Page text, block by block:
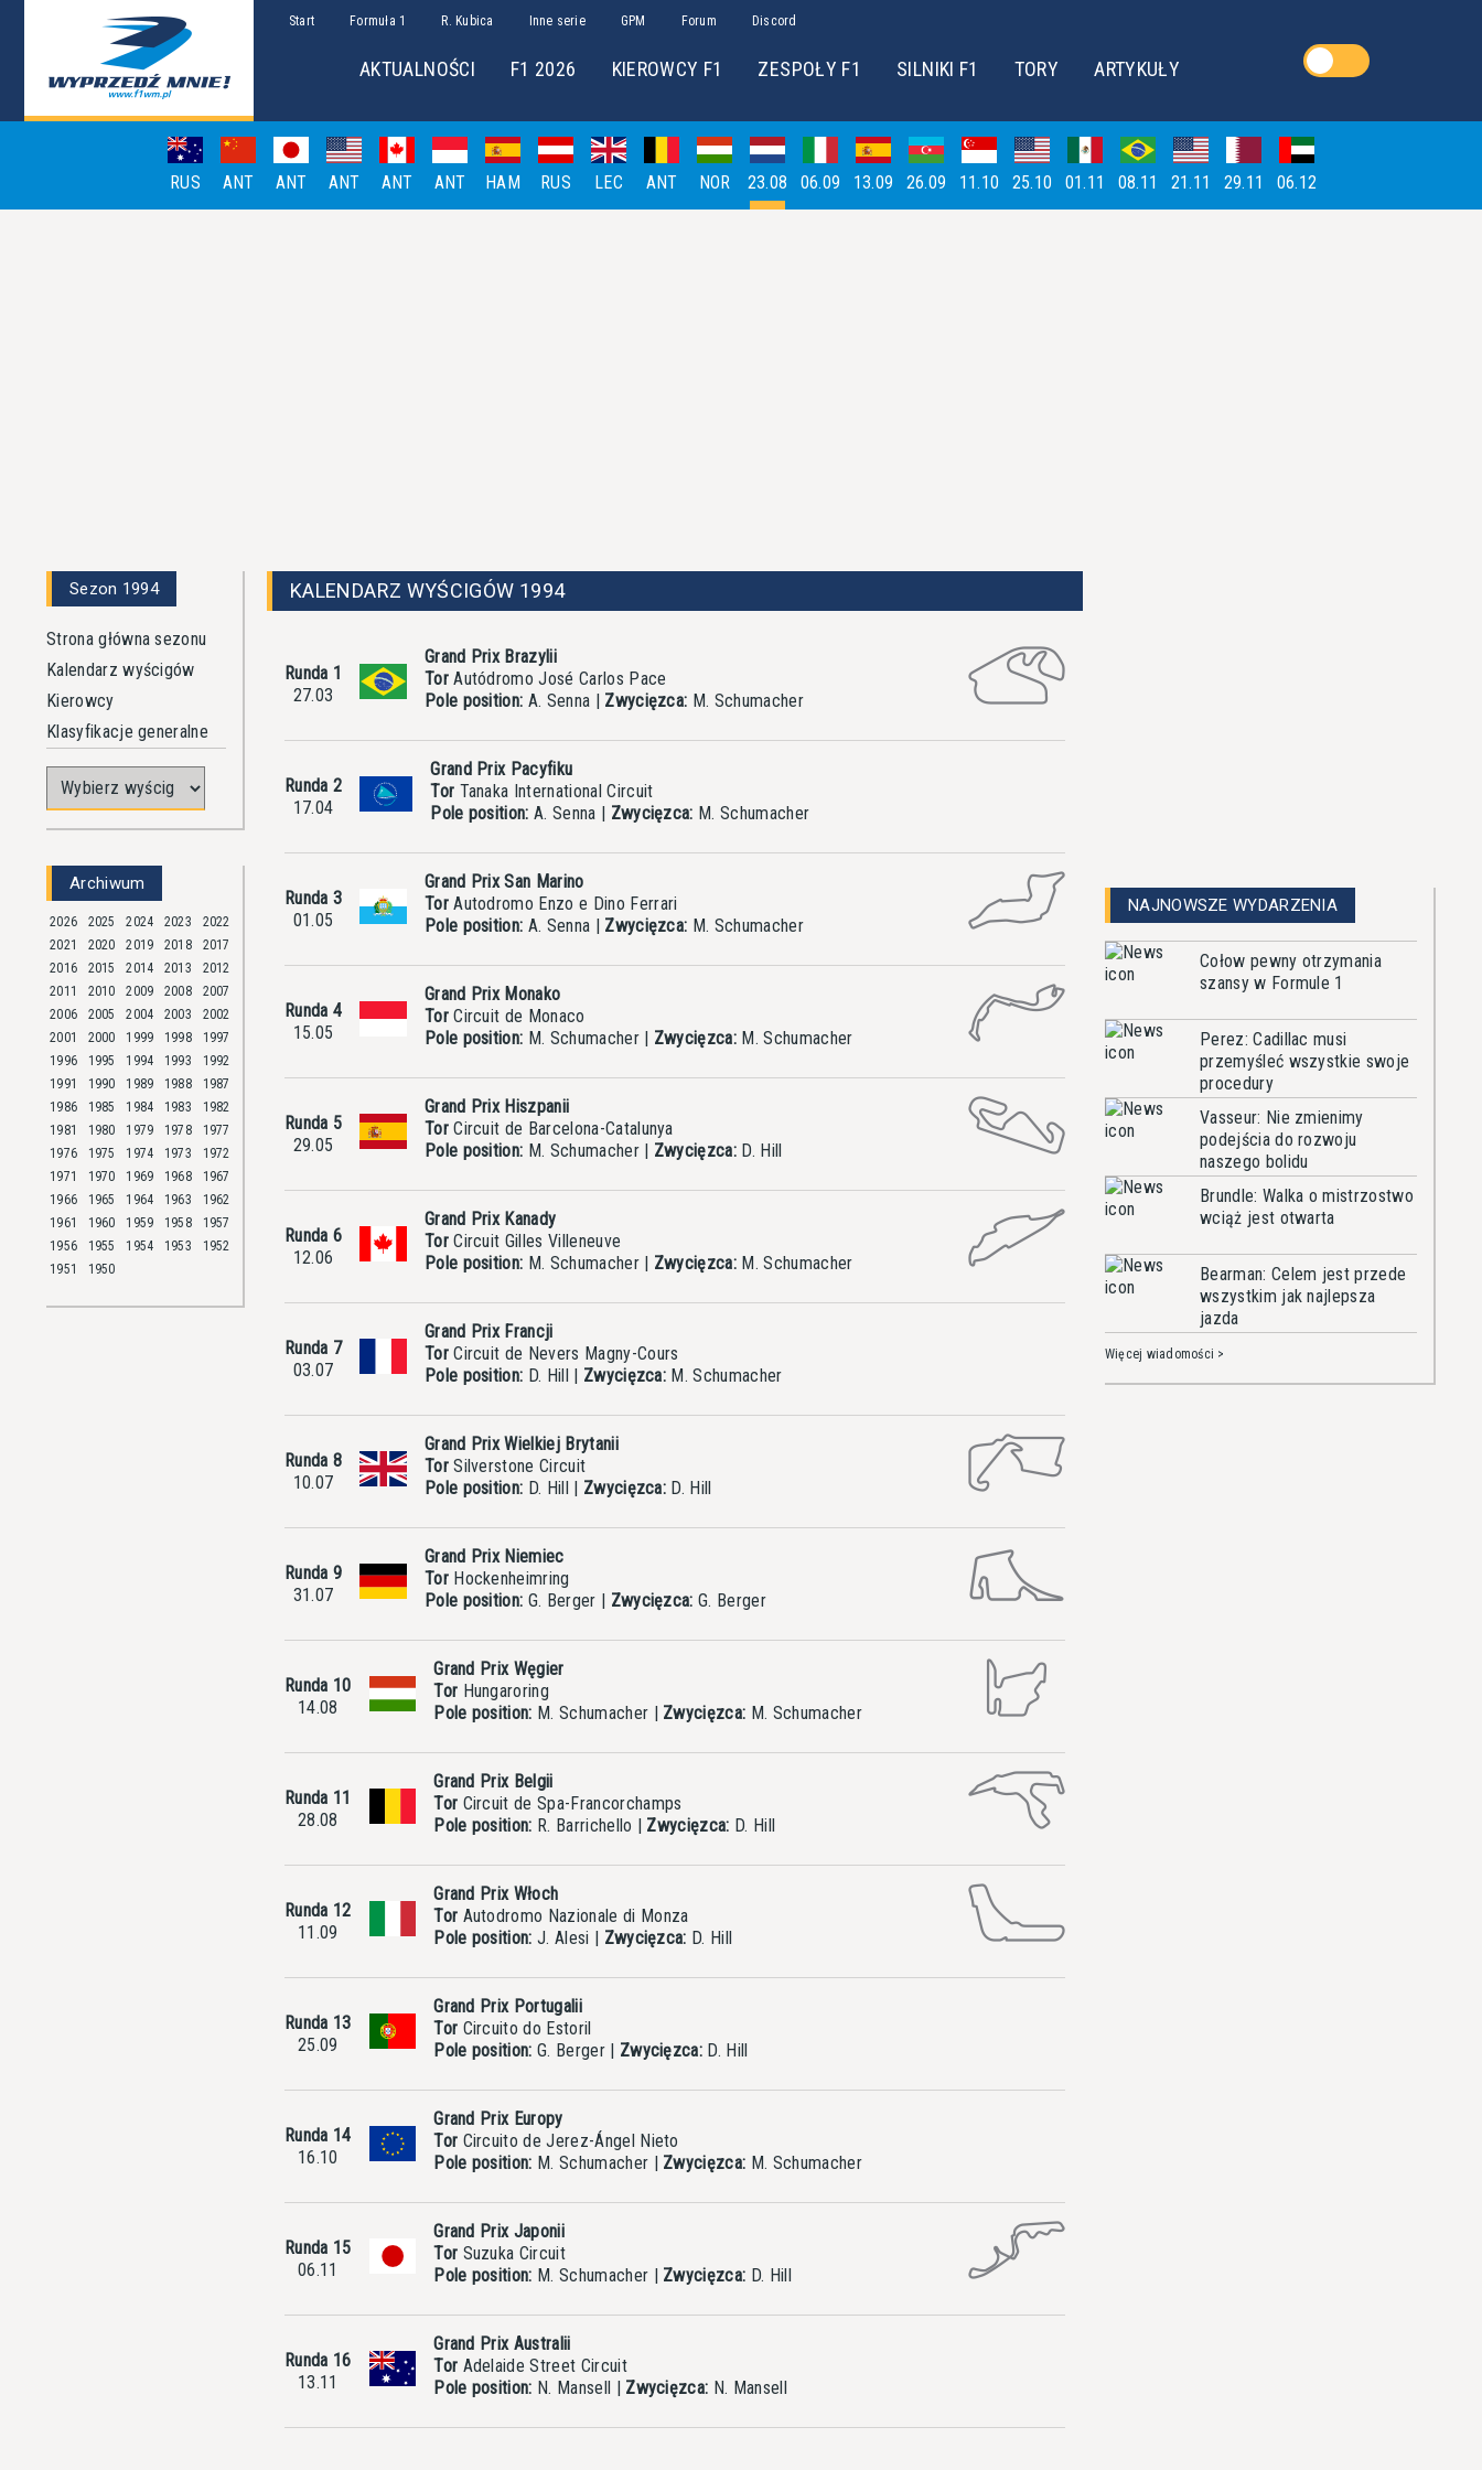
Start Formuła 1 R. Kubica Inne serie GPM Forum Discord
AKTUALNOŚCI F1 2026 KIEROWCY F1 ZESPOŁY F1 SILNIKI F1 TORY ARTYKUŁY
RUS ANT ANT ANT ANT ANT HAM RUS LEC ANT NOR 23.08 06.09 13.09 26.09 11.10 25.10 01.11 08.11 21.11 29.11 06.12
Sezon 1994
Strona główna sezonu
Kalendarz wyścigów
Kierowcy
Klasyfikacje generalne
Archiwum
2026 2025 2024 2023
2022
2021
2020 2019 2018
2017
2016
2015 2014 2013
2012
2011
2010 2009 2008
2007
2006
2005 2004 2003
2002
2001
2000 1999 1998
1997
1996
1995 1994 1993
1992
1991
1990 1989 1988
1987
1986
1985 1984 1983
1982
1981
1980 1979 1978
1977
1976
1975 1974 1973
1972
1971
1970 1969 1968
1967
1966
1965 1964 1963
1962
1961
1960 1959 1958
1957
1956
1955 1954 1953
1952
1951
1950
KALENDARZ WYŚCIGÓW 1994
Runda 1
27.03
Grand Prix Brazylii
TorAutódromo José Carlos Pace
Pole position: A. Senna | Zwycięzca: M. Schumacher
Runda 2
17.04
Grand Prix Pacyfiku
Tor Tanaka International Circuit
Pole position: A. Senna | Zwycięzca: M. Schumacher
Runda 3
01.05
Grand Prix San Marino
TorAutodromo Enzo e Dino Ferrari
Pole position: A. Senna | Zwycięzca: M. Schumacher
Runda 4
15.05
Grand Prix Monako
TorCircuit de Monaco
Pole position: M. Schumacher | Zwycięzca: M. Schumacher
Runda 5
29.05
Grand Prix Hiszpanii
TorCircuit de Barcelona-Catalunya
Pole position: M. Schumacher | Zwycięzca: D. Hill
Runda 6
12.06
Grand Prix Kanady
TorCircuit Gilles Villeneuve
Pole position: M. Schumacher | Zwycięzca: M. Schumacher
Runda 7
03.07
Grand Prix Francji
TorCircuit de Nevers Magny-Cours
Pole position: D. Hill | Zwycięzca: M. Schumacher
Runda 8
10.07
Grand Prix Wielkiej Brytanii
TorSilverstone Circuit
Pole position: D. Hill | Zwycięzca: D. Hill
Runda 9
31.07
Grand Prix Niemiec
TorHockenheimring
Pole position: G. Berger | Zwycięzca: G. Berger
Runda 10
14.08
Grand Prix Węgier
Tor Hungaroring
Pole position: M. Schumacher | Zwycięzca: M. Schumacher
Runda 11
28.08
Grand Prix Belgii
Tor Circuit de Spa-Francorchamps
Pole position: R. Barrichello | Zwycięzca: D. Hill
Runda 12
11.09
Grand Prix Włoch
Tor Autodromo Nazionale di Monza
Pole position: J. Alesi | Zwycięzca: D. Hill
Runda 13
25.09
Grand Prix Portugalii
Tor Circuito do Estoril
Pole position: G. Berger | Zwycięzca: D. Hill
Runda 14
16.10
Grand Prix Europy
Tor Circuito de Jerez-Ángel Nieto
Pole position: M. Schumacher | Zwycięzca: M. Schumacher
Runda 15
06.11
Grand Prix Japonii
Tor Suzuka Circuit
Pole position: M. Schumacher | Zwycięzca: D. Hill
Runda 16
13.11
Grand Prix Australii
Tor Adelaide Street Circuit
Pole position: N. Mansell | Zwycięzca: N. Mansell
NAJNOWSZE WYDARZENIA
Cołow pewny otrzymania
szansy w Formule 1
Perez: Cadillac musi
przemyśleć wszystkie swoje
procedury
Vasseur: Nie zmienimy
podejścia do rozwoju
naszego bolidu
Brundle: Walka o mistrzostwo
wciąż jest otwarta
Bearman: Celem jest przede
wszystkim jak najlepsza
jazda
Więcej wiadomości >